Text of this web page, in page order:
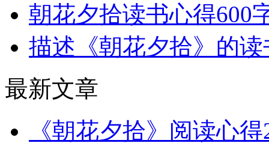
朝花夕拾读书心得600
描述《朝花夕拾》的
最新文章
《朝花夕拾》阅读心